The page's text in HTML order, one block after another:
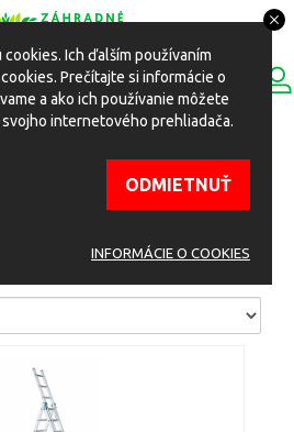
ESHOP
Ich ďalším používaním
Prečítajte si informácie o
a ako ich používanie môžete
internetového prehliadača.
ODMIETNUŤ
INFORMÁCIE O COOKIES